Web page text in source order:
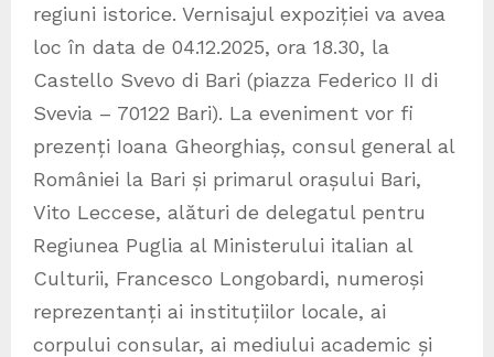
regiuni istorice. Vernisajul expoziției va avea
loc în data de 04.12.2025, ora 18.30, la
Castello Svevo di Bari (piazza Federico II di
Svevia – 70122 Bari). La eveniment vor fi
prezenți Ioana Gheorghiaș, consul general al
României la Bari și primarul orașului Bari,
Vito Leccese, alături de delegatul pentru
Regiunea Puglia al Ministerului italian al
Culturii, Francesco Longobardi, numeroși
reprezentanți ai instituțiilor locale, ai
corpului consular, ai mediului academic și